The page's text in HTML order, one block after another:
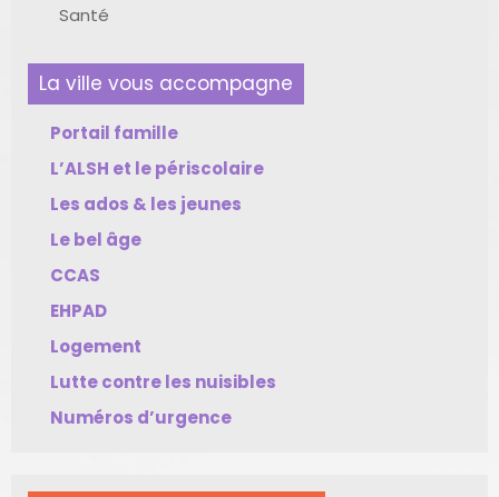
Santé
La ville vous accompagne
Portail famille
L’ALSH et le périscolaire
Les ados & les jeunes
Le bel âge
CCAS
EHPAD
Logement
Lutte contre les nuisibles
Numéros d’urgence